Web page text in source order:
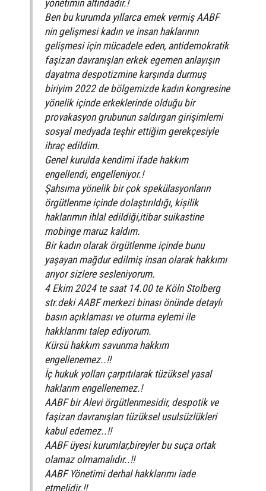
yönetimin altındadır.!
Ben bu kurumda yıllarca emek vermiş AABF
nin gelişmesi kadın ve insan haklarının
gelişmesi için mücadele eden, antidemokratik
faşizan davranışları erkek egemen anlayışın
dayatma despotizmine karşında durmuş
biriyim 2022 de bölgemizde kadın kongresine
yönelik içinde erkeklerinde olduğu bir
provakasyon grubunun saldırgan girişimlerni
sosyal medyada teşhir ettiğim gerekçesiyle
ihraç edildim.
Genel kurulda kendimi ifade hakkım
engellendi, engelleniyor.!
Şahsıma yönelik bir çok spekülasyonların
örgütlenme içinde dolaştırıldığı, kișilik
haklarımın ihlal edildiği,itibar suikastine
mobinge maruz kaldım.
Bir kadın olarak örgütlenme içinde bunu
yaşayan mağdur edilmiş insan olarak hakkımı
arıyor sizlere sesleniyorum.
4 Ekim 2024 te saat 14.00 te Köln Stolberg
str.deki AABF merkezi binası önünde detaylı
basın açıklaması ve oturma eylemi ile
hakklarımı talep ediyorum.
Kürsü hakkım savunma hakkım
engellenemez..!!
İç hukuk yolları çarpıtılarak tüzüksel yasal
haklarım engellenemez.!
AABF bir Alevi örgütlenmesidir, despotik ve
faşizan davranışları tüzüksel usulsüzlükleri
kabul edemez..!!
AABF üyesi kurumlar,bireyler bu suça ortak
olamaz olmamalıdır..!!
AABF Yönetimi derhal hakklarımı iade
etmelidir.!!